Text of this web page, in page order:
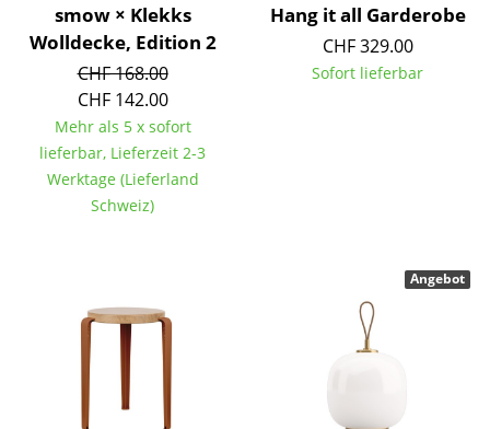
Licht
Hängeleuchten & Deckenleuchten
Tischleuchten
Schreibtischleuchten
Wandleuchten
Outdoor-Leuchten
Akkuleuchten
smow × Klekks
Wolldecke, Edition 2
CHF 168.00
CHF 142.00
Mehr als 5 x sofort
lieferbar, Lieferzeit 2-3
Werktage (Lieferland
Schweiz)
Hang it all Garderobe
CHF 329.00
Sofort lieferbar
Angebot